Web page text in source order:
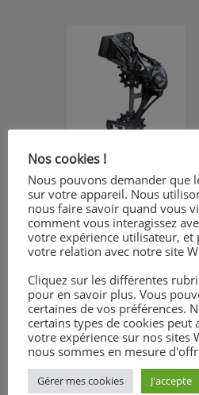
3
Nos cookies !
Nous pouvons demander que
sur votre appareil. Nous
nous faire savoir quand vous
comment vous interagissez
votre expérience utilisateur, et
votre relation avec notre site
Cliquez sur les différentes
pour en savoir plus. Vous
certaines de vos préférences.
certains types de cookies peut
votre expérience sur nos sites
nous sommes en mesure
Gérer mes cookies J'accepte